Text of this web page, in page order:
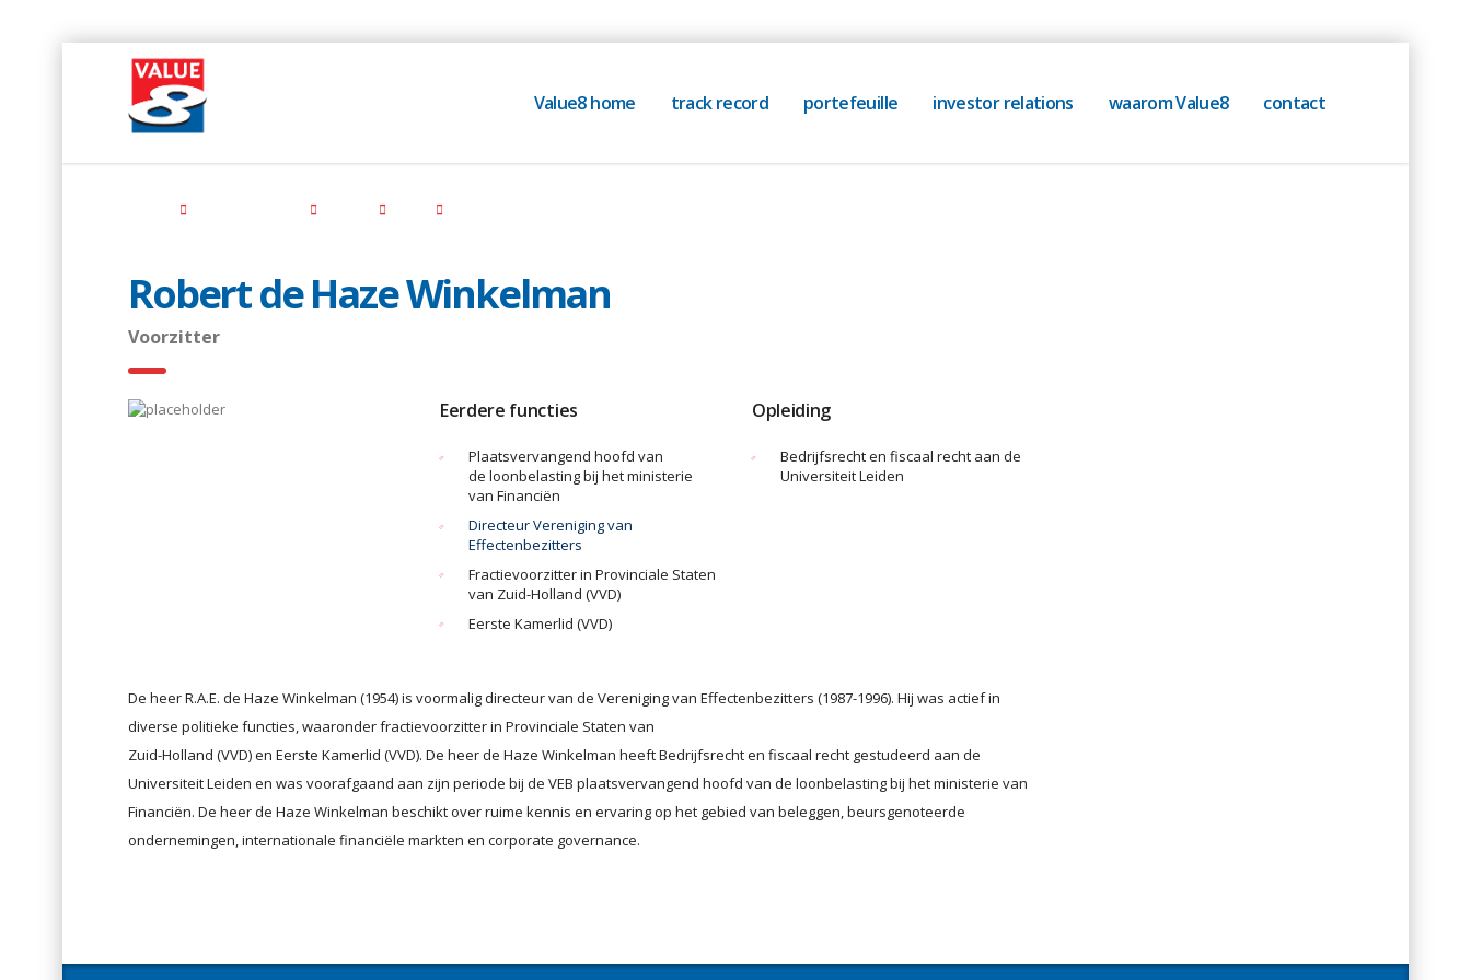
Value8 home track record portefeuille investor relations waarom Value8 contact
Robert de Haze Winkelman
Voorzitter
Eerdere functies
Plaatsvervangend hoofd van
de loonbelasting bij het ministerie
van Financiën
Directeur Vereniging van
Effectenbezitters
Fractievoorzitter in Provinciale Staten
van Zuid-Holland (VVD)
Eerste Kamerlid (VVD)
Opleiding
Bedrijfsrecht en fiscaal recht aan de
Universiteit Leiden
De heer R.A.E. de Haze Winkelman (1954) is voormalig directeur van de Vereniging van Effectenbezitters (1987-1996). Hij was actief in
diverse politieke functies, waaronder fractievoorzitter in Provinciale Staten van
Zuid-Holland (VVD) en Eerste Kamerlid (VVD). De heer de Haze Winkelman heeft Bedrijfsrecht en fiscaal recht gestudeerd aan de
Universiteit Leiden en was voorafgaand aan zijn periode bij de VEB plaatsvervangend hoofd van de loonbelasting bij het ministerie van
Financiën. De heer de Haze Winkelman beschikt over ruime kennis en ervaring op het gebied van beleggen, beursgenoteerde
ondernemingen, internationale financiële markten en corporate governance.